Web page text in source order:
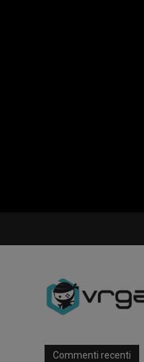
Commenti recenti